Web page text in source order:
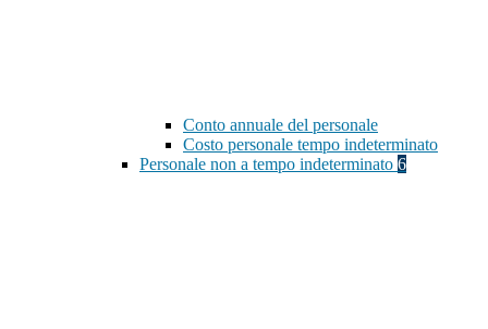
Conto annuale del personale
Costo personale tempo indeterminato
Personale non a tempo indeterminato 6